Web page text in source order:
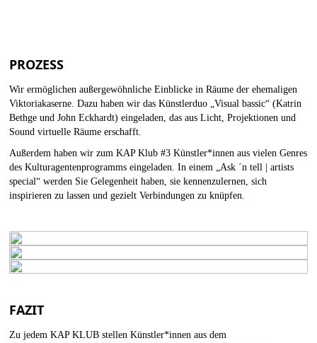
PROZESS
Wir ermöglichen außergewöhnliche Einblicke in Räume der ehemaligen
Viktoriakaserne. Dazu haben wir das Künstlerduo „Visual bassic“ (Katrin
Bethge und John Eckhardt) eingeladen, das aus Licht, Projektionen und
Sound virtuelle Räume erschafft.
Außerdem haben wir zum KAP Klub #3 Künstler*innen aus vielen Genres
des Kulturagentenprogramms eingeladen. In einem „Ask ´n tell | artists
special“ werden Sie Gelegenheit haben, sie kennenzulernen, sich
inspirieren zu lassen und gezielt Verbindungen zu knüpfen.
FAZIT
Zu jedem KAP KLUB stellen Künstler*innen aus dem